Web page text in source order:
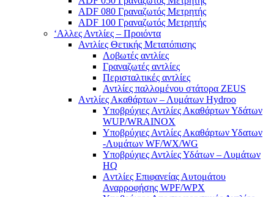
ADF 080 Γραναζωτός Μετρητής
ADF 100 Γραναζωτός Μετρητής
‘Αλλες Αντλίες – Προιόντα
Αντλίες Θετικής Μετατόπισης
Λοβωτές αντλίες
Γραναζωτές αντλίες
Περισταλτικές αντλίες
Αντλίες παλλομένου στάτορα ZEUS
Aντλίες Ακαθάρτων – Λυμάτων Hydroo
Υποβρύχιες Αντλίες Ακαθάρτων Υδάτων
WUP/WRAINOX
Υποβρύχιες Αντλίες Ακαθάρτων Υδατων
-Λυμάτων WF/WX/WG
Yποβρύχιες Αντλίες Υδάτων – Λυμάτων
ΗQ
Aντλίες Επιφανείας Αυτομάτου
Αναρροφήσης WPF/WPX